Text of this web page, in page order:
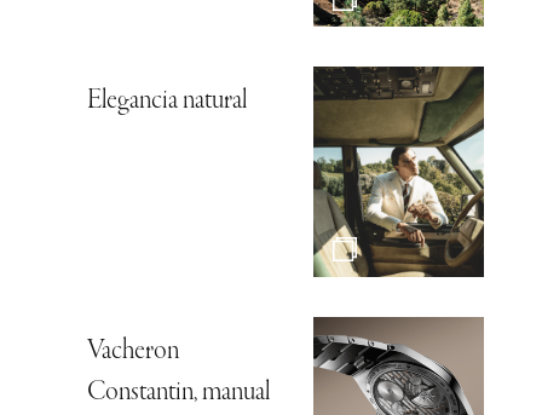
Elegancia natural
Vacheron
Constantin, manual